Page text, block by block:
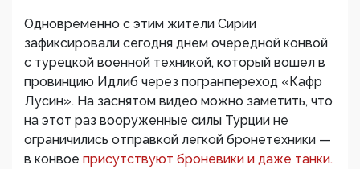
Одновременно с этим жители Сирии
зафиксировали сегодня днем очередной конвой
с турецкой военной техникой, который вошел в
провинцию Идлиб через погранпереход «Кафр
Лусин». На заснятом видео можно заметить, что
на этот раз вооруженные силы Турции не
ограничились отправкой легкой бронетехники —
в конвое присутствуют броневики и даже танки.